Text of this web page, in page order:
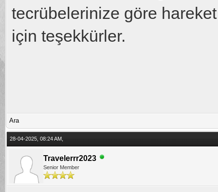
tecrübelerinize göre
için teşekkürler.
Ara
28-04-2025, 08:24 AM,
Travelerrr2023
Senior Member